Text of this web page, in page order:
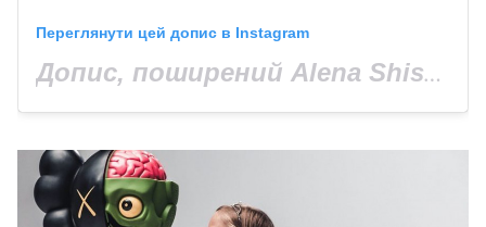
Переглянути цей допис в Instagram
Допис, поширений Alena Shishkova (@missalena.92)